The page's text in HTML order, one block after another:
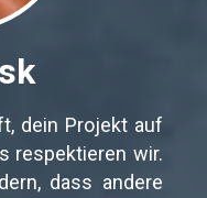
dein Projekt auf
respektieren wir.
dass andere